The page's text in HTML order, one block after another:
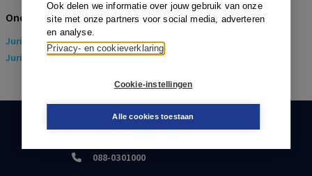
Ook delen we informatie over jouw gebruik van onze
site met onze partners voor social media, adverteren
en analyse.
Privacy- en cookieverklaring
Cookie-instellingen
Alle cookies toestaan
Onderwerpen
Juridisch> Arbeidsrecht
Juridisch> Sociaal Zekerheidsrecht
KLANTENSERVICE
088-0301000